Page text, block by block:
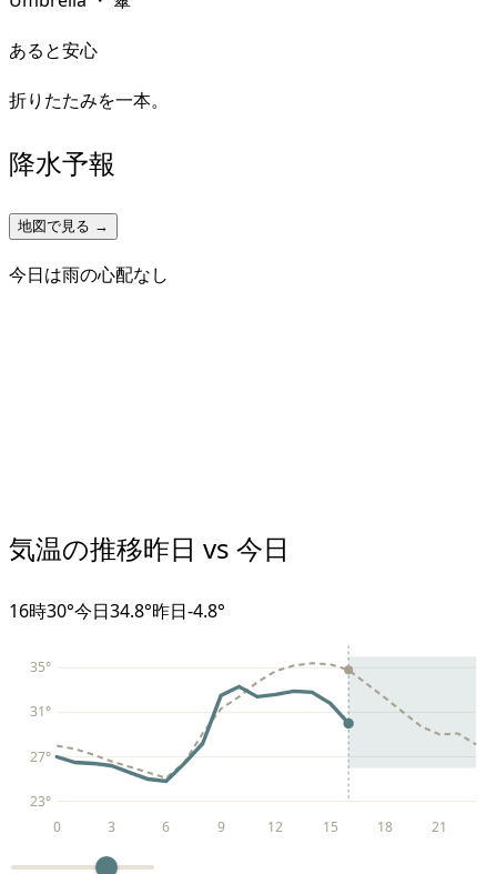
あると安心
折りたたみを一本。
降水予報
地図で見る →
今日は雨の心配なし
気温の推移昨日 vs 今日
16時30°今日34.8°昨日-4.8°
23°
27°
31°
35°
0 3 6 9 12 15 18 21